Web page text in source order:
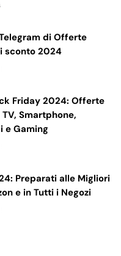
di Offerte
sconto 2024
Friday 2024: Offerte
Smartphone,
e Gaming
Preparati alle Migliori
e in Tutti i Negozi